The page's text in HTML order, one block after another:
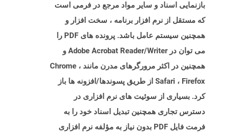
بازنمایی اسناد و سایر مواد مرجع در فرمی است
که مستقل از نرم افزار برنامه ، سخت افزار و
همچنین سیستم عامل باشد. پرونده های PDF را
می توان در Adobe Acrobat Reader/Writer و
همچنین در اکثر مرورگرهای مدرن مانند Chrome ،
Safari ، Firefox از طریق پسوندها/افزونه ها باز
کرد. بسیاری از سوئیت های نرم افزاری در
دسترس تجاری همچنین تبدیل اسناد خود را به
فرمت فایل PDF بدون نیاز به مؤلفه نرم افزاری